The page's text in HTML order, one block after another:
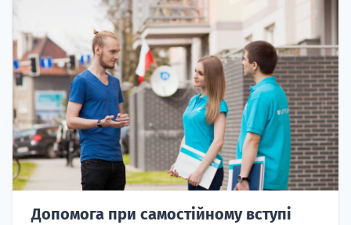
Допомога при самостійному вступі